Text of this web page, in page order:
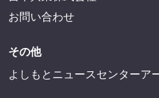
お問い合わせ
その他
よしもとニュースセンターア